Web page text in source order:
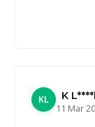
KL
K
11 Mar